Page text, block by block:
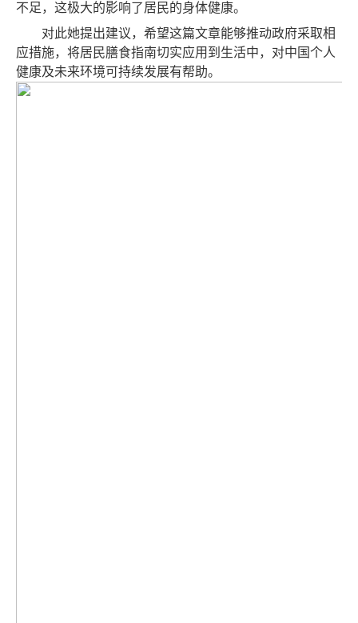
不足，这极大的影响了居民的身体健康。
对此她提出建议，希望这篇文章能够推动政府采取相
应措施，将居民膳食指南切实应用到生活中，对中国个人
健康及未来环境可持续发展有帮助。